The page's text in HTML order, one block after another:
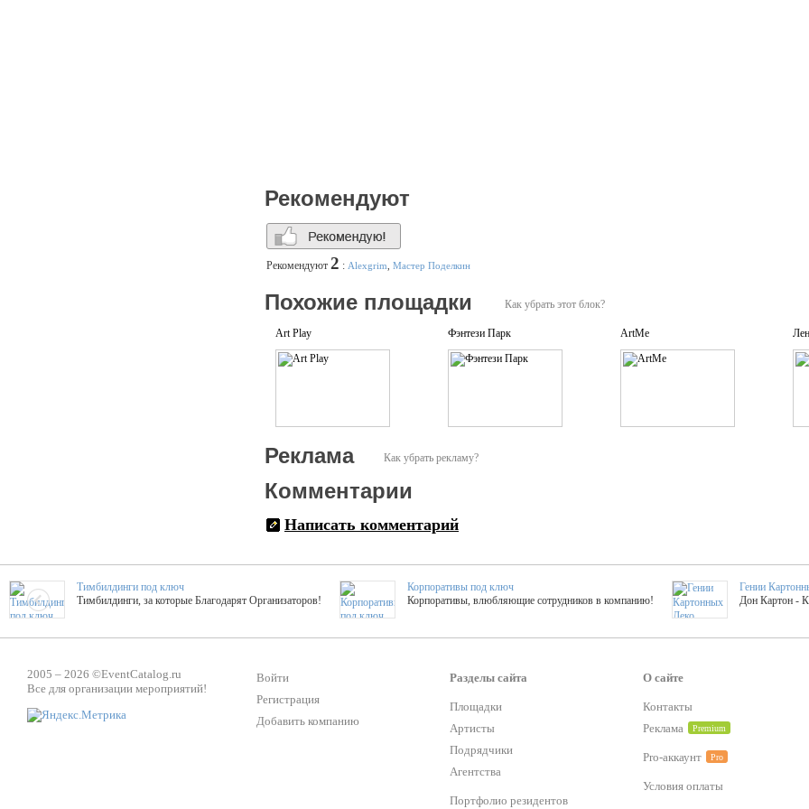
Рекомендуют
Рекомендуют 2 : Alexgrim Мастер Поделкин
Как убрать этот блок?
Похожие площадки
Art Play Фэнтези Парк ArtMe
Как убрать рекламу?
Реклама
Комментарии
Написать комментарий
Тимбилдинги под ключ
Тимбилдинги, за которые Благодарят Организаторов!
Корпоративы под ключ
Корпоративы, влюбляющие сотрудников в компанию!
Гении
Дон Картон -
ТОПовые мастер-классы на мероприятие! Гибкие цены!
ShowTex - Декор и Ди
Мастер-классы
ТОП 25 активностей! Смета за 15 минут!
Букинг компания №1
Оперативная информация о
Каждый второй заказ контента со скидкой в 15%
Хотите весело?
2005 – 2026 ©EventCatalog.ru
Все для организации мероприятий!
Войти
Регистрация
Добавить компанию
Разделы сайта
Площадки
Артисты
Подрядчики
Агентства
Портфолио резидентов
О сайте
Контакты
Реклама
Premium
Pro-аккаунт Pro
Условия оплаты